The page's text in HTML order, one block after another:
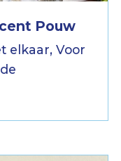
Pouw
elkaar, Voor